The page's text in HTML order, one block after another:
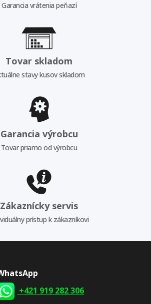
Garancia vrátenia peňazí
Tovar skladom
stavy kusov skladom
Garancia výrobcu
Tovar priamo od výrobcu
Zákaznícky servis
prístup k zákazníkovi
+421 919 282 306